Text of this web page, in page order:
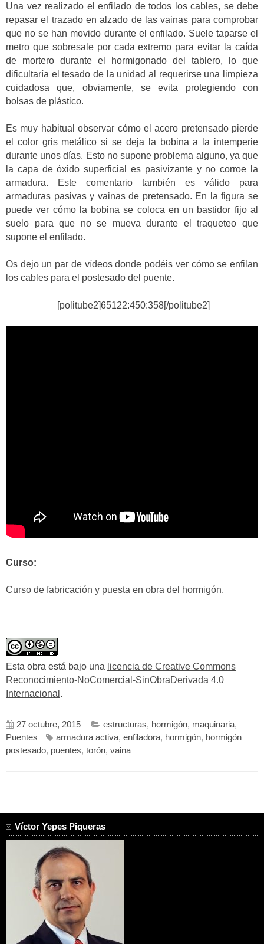
Una vez realizado el enfilado de todos los cables, se debe
repasar el trazado en alzado de las vainas para comprobar
que no se han movido durante el enfilado. Suele taparse el
metro que sobresale por cada extremo para evitar la caída
de mortero durante el hormigonado del tablero, lo que
dificultaría el tesado de la unidad al requerirse una limpieza
cuidadosa que, obviamente, se evita protegiendo con
bolsas de plástico.
Es muy habitual observar cómo el acero pretensado pierde
el color gris metálico si se deja la bobina a la intemperie
durante unos días. Esto no supone problema alguno, ya que
la capa de óxido superficial es pasivizante y no corroe la
armadura. Este comentario también es válido para
armaduras pasivas y vainas de pretensado. En la figura se
puede ver cómo la bobina se coloca en un bastidor fijo al
suelo para que no se mueva durante el traqueteo que
supone el enfilado.
Os dejo un par de vídeos donde podéis ver cómo se enfilan
los cables para el postesado del puente.
[politube2]65122:450:358[/politube2]
Curso:
Curso de fabricación y puesta en obra del hormigón.
Esta obra está bajo una licencia de Creative Commons
Reconocimiento-NoComercial-SinObraDerivada 4.0
Internacional .
27 octubre, 2015 estructuras, hormigón, maquinaria,
Puentes
armadura activa, enfiladora, hormigón, hormigón
postesado, puentes, torón, vaina
Víctor Yepes Piqueras